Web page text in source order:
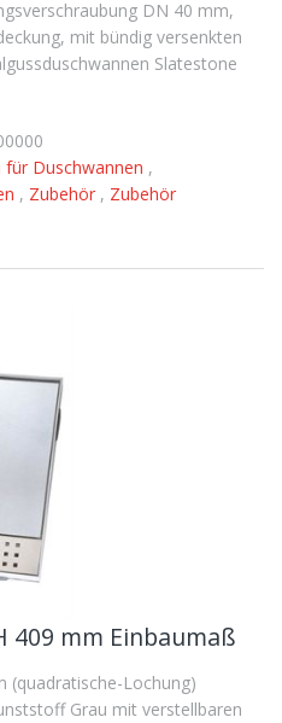
DN 40 mm,
mit bündig versenkten
Slatestone
Duschwannen ,
, Zubehör , Zubehör
409 mm Einbaumaß
(quadratische-Lochung)
Grau mit verstellbaren